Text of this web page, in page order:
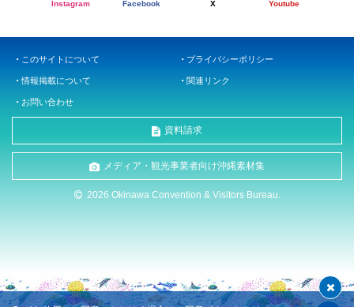
Instagram Facebook X Youtube
このサイトについて プライバシーポリシー
情報掲載について 関連リンク
お問い合わせ
資料請求
メディア・観光事業者向け沖縄素材集
2026 Okinawa Convention & Visitors Bureau.